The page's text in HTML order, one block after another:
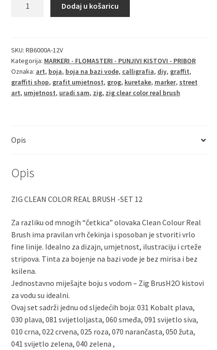
BRUSH
-
SET
12
količina
Dodaj u košaricu
SKU: RB6000A-12V
Kategorija: MARKERI - FLOMASTERI - PUNJIVI KISTOVI - PRIBOR
Oznaka: art, boja, boja na bazi vode, calligrafia, diy, graffit,
graffiti shop, grafit umjetnost, grog, kuretake, marker, street
art, umjetnost, uradi sam, zig, zig clear color real brush
Opis
Opis
ZIG CLEAN COLOR REAL BRUSH -SET 12
Za razliku od mnogih “četkica” olovaka Clean Colour Real
Brush ima pravilan vrh čekinja i sposoban je stvoriti vrlo
fine linije. Idealno za dizajn, umjetnost, ilustraciju i crteže
stripova. Tinta za bojenje na bazi vode je bez mirisa i bez
ksilena.
Jednostavno miješajte boju s vodom – Zig BrusH2O kistovi
za vodu su idealni.
Ovaj set sadrži jednu od sljedećih boja: 031 Kobalt plava,
030 plava, 081 svijetloljasta, 060 smeđa, 091 svijetlo siva,
010 crna, 022 crvena, 025 roza, 070 narančasta, 050 žuta,
041 svijetlo zelena, 040 zelena ,